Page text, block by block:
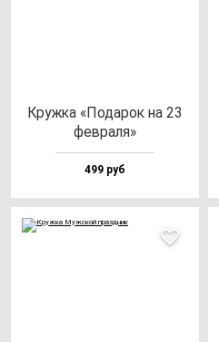
Круж­ка «Пода­рок на 23
фев­ра­ля»
499 руб